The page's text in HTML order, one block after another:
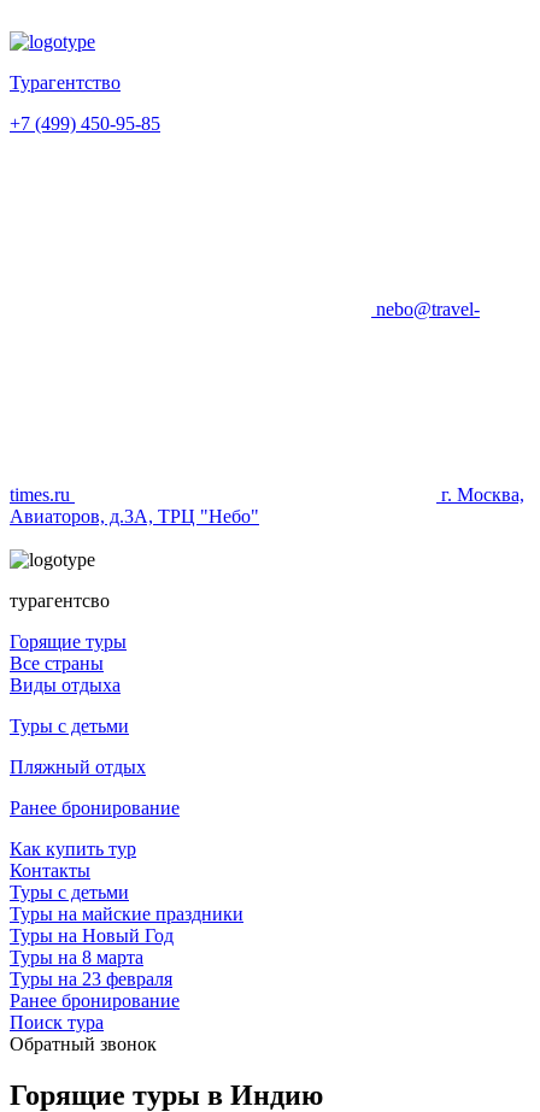
Турагентство
+7 (499) 450-95-85
nebo@travel-
times.ru
г. Москва,
Авиаторов, д.3А, ТРЦ "Небо"
турагентсво
Горящие туры
Все страны
Виды отдыха
Туры с детьми
Пляжный отдых
Ранее бронирование
Как купить тур
Контакты
Туры с детьми
Туры на майские праздники
Туры на Новый Год
Туры на 8 марта
Туры на 23 февраля
Ранее бронирование
Поиск тура
Обратный звонок
Горящие туры в Индию